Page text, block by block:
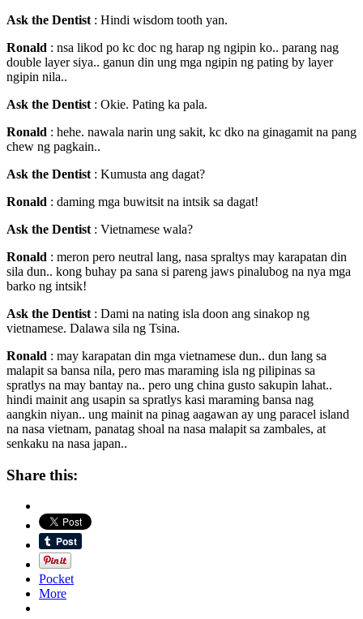
Ask the Dentist : Hindi wisdom tooth yan.
Ronald : nsa likod po kc doc ng harap ng ngipin ko.. parang nag
double layer siya.. ganun din ung mga ngipin ng pating by layer
ngipin nila..
Ask the Dentist : Okie. Pating ka pala.
Ronald : hehe. nawala narin ung sakit, kc dko na ginagamit na pang
chew ng pagkain..
Ask the Dentist : Kumusta ang dagat?
Ronald : daming mga buwitsit na intsik sa dagat!
Ask the Dentist : Vietnamese wala?
Ronald : meron pero neutral lang, nasa spraltys may karapatan din
sila dun.. kong buhay pa sana si pareng jaws pinalubog na nya mga
barko ng intsik!
Ask the Dentist : Dami na nating isla doon ang sinakop ng
vietnamese. Dalawa sila ng Tsina.
Ronald : may karapatan din mga vietnamese dun.. dun lang sa
malapit sa bansa nila, pero mas maraming isla ng pilipinas sa
spratlys na may bantay na.. pero ung china gusto sakupin lahat..
hindi mainit ang usapin sa spratlys kasi maraming bansa nag
aangkin niyan.. ung mainit na pinag aagawan ay ung paracel island
na nasa vietnam, panatag shoal na nasa malapit sa zambales, at
senkaku na nasa japan..
Share this:
Pocket
More